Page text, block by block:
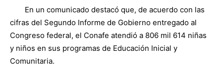
En un comunicado destacó que, de acuerdo con las
cifras del Segundo Informe de Gobierno entregado al
Congreso federal, el Conafe atendió a 806 mil 614 niñas
y niños en sus programas de Educación Inicial y
Comunitaria.